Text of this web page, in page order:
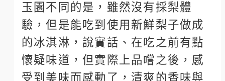
玉園不同的是，雖然沒有採梨體
驗，但是能吃到使用新鮮梨子做成
的冰淇淋，說實話、在吃之前有點
懷疑味道，但實際上品嚐之後，感
受到美味而感動了，清爽的香味與